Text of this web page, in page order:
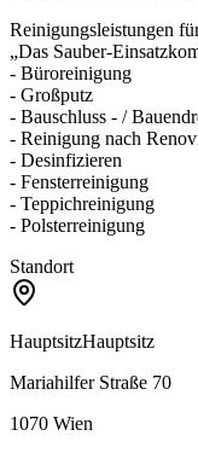
Reinigungsleistungen
„Das Sauber-
- Büroreinigung
- Großputz
- Bauschluss - /
- Reinigung nach
- Desinfizieren
- Fensterreinigung
- Teppichreinigung
- Polsterreinigung
Standort
HauptsitzHauptsitz
Mariahilfer Straße 70
1070 Wien